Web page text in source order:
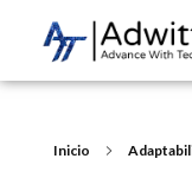
Inicio